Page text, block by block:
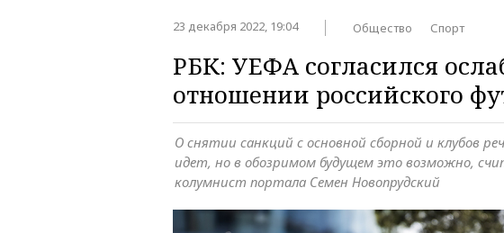
23 декабря 2022, 19:04 Общество Спорт
РБК: УЕФА согласился
отношении российского
О снятии санкций с основной сборной и клубов
идет, но в обозримом будущем это возможно,
колумнист портала Семен Новопрудский